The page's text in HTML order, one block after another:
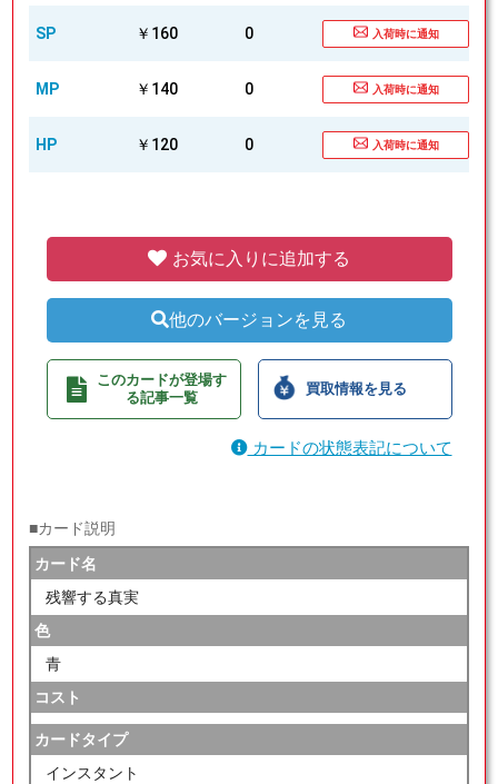
SP ￥160 0 入荷時に通知
MP ￥140 0 入荷時に通知
HP ￥120 0 入荷時に通知
お気に入りに追加する
他のバージョンを見る
このカードが登場す
る記事一覧
買取情報を見る
カードの状態表記について
■カード説明
カード名
残響する真実
色
青
コスト
カードタイプ
インスタント